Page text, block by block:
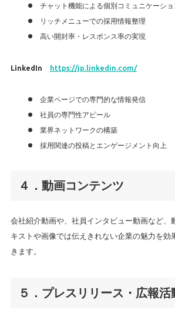
チャット機能による個別コミュニケーショ
リッチメニューでの採用情報整理
高い開封率・レスポンス率の実現
LinkedIn https://jp.linkedin.com/
企業ページでの専門的な情報発信
社員の専門性アピール
業界ネットワークの構築
採用関連の投稿とエンゲージメント向上
４．動画コンテンツ
会社紹介動画や、社員インタビュー動画など、
キストや画像では伝えきれない企業の魅力を効
きます。
５．プレスリリース・広報活